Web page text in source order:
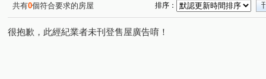
共有0個符合要求的房屋 排序：
很抱歉，此經紀業者未刊登售屋廣告唷！